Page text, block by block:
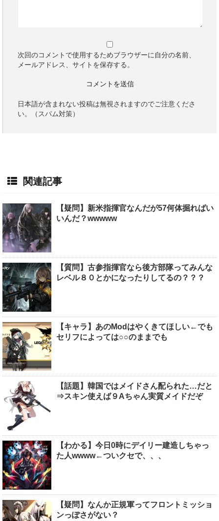
次回のコメントで使用するためブラウザーに自分の名前、
メールアドレス、サイトを保存する。
日本語が含まれない投稿は無視されますのでご注意くださ
い。（スパム対策）
関連記事
【疑問】新米指揮官なんだが57何体掘ればい
いんだ？wwwww
【質問】古参指揮官なら後方部隊ってみんな
レベル８０とかになったりしてるの？？？
【キャラ】あのModはやくきてほしい←でも
セリフによっては○○のままでも
【話題】韓国ではメイドさん配られた…だと
⇒スキン使えば９Aちゃん実質メイドだぞ
【わかる】今日0時にデイリー建造しちゃっ
た人wwww←ついクセで、、、
【疑問】なんか正規軍ってフロントミッショ
ンっぽさがない？